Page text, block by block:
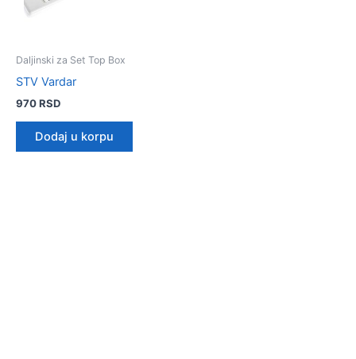
Daljinski za Set Top Box
STV Vardar
970RSD
Dodaj u korpu